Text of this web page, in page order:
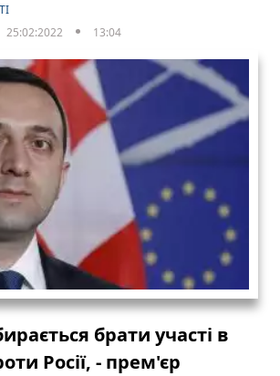
25:02:2022 13:04
брати участі в
Росії, - прем'єр